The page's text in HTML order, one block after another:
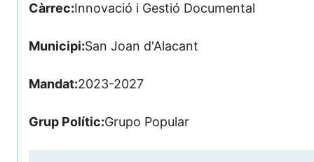
Càrrec:Innovació i Gestió Documental
Municipi:San Joan d'Alacant
Mandat:2023-2027
Grup Polític:Grupo Popular